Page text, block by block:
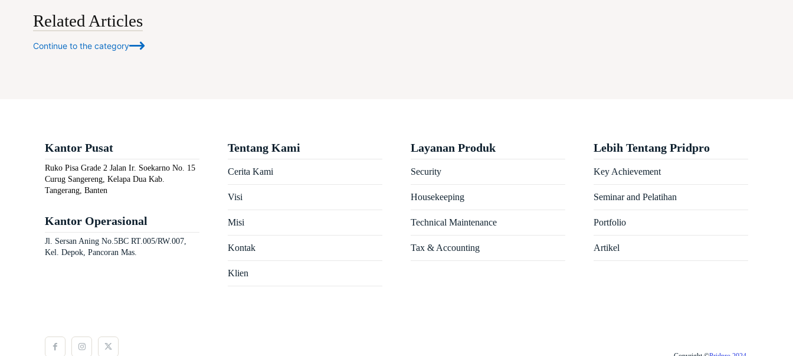
Related Articles
Continue to the category
Kantor Pusat
Ruko Pisa Grade 2 Jalan Ir. Soekarno No. 15
Curug Sangereng, Kelapa Dua Kab.
Tangerang, Banten
Kantor Operasional
Jl. Sersan Aning No.5BC RT.005/RW.007,
Kel. Depok, Pancoran Mas.
Tentang Kami
Cerita Kami
Visi
Misi
Kontak
Klien
Layanan Produk
Security
Housekeeping
Technical Maintenance
Tax & Accounting
Lebih Tentang Pridpro
Key Achievement
Seminar and Pelatihan
Portfolio
Artikel